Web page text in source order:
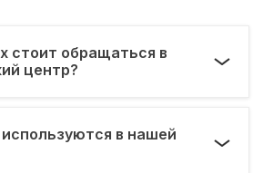
стоит обращаться в
центр?
в нашей